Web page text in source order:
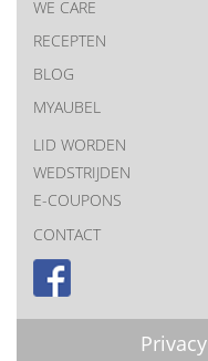
New
menu
WE CARE
RECEPTEN
BLOG
MYAUBEL
LID WORDEN
WEDSTRIJDEN
E-COUPONS
CONTACT
Privacy